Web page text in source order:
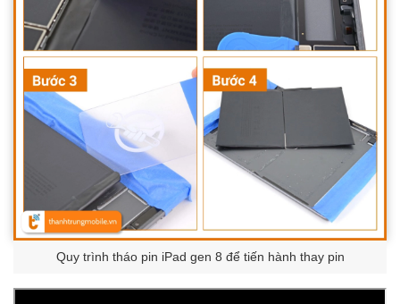
Quy trình tháo pin iPad gen 8 để tiến hành thay pin